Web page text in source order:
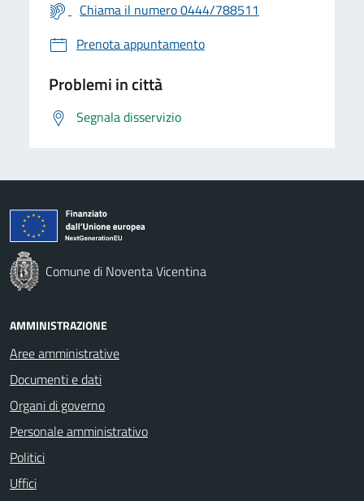
Chiama il numero 0444/788511
Prenota appuntamento
Problemi in città
Segnala disservizio
Comune di Noventa Vicentina
AMMINISTRAZIONE
Aree amministrative
Documenti e dati
Organi di governo
Personale amministrativo
Politici
Uffici